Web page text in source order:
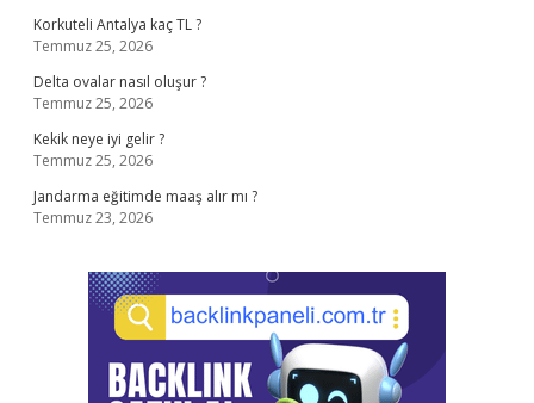
Korkuteli Antalya kaç TL ?
Temmuz 25, 2026
Delta ovalar nasıl oluşur ?
Temmuz 25, 2026
Kekik neye iyi gelir ?
Temmuz 25, 2026
Jandarma eğitimde maaş alır mı ?
Temmuz 23, 2026